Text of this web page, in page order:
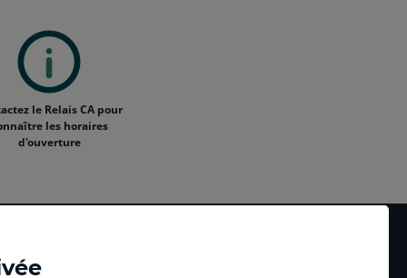
le Relais CA pour
les horaires
d'ouverture